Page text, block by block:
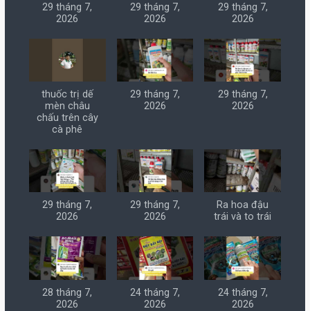
29 tháng 7,
2026
29 tháng 7,
2026
29 tháng 7,
2026
thuốc trị dế
mèn châu
chấu trên cây
cà phê
29 tháng 7,
2026
29 tháng 7,
2026
29 tháng 7,
2026
29 tháng 7,
2026
Ra hoa đậu
trái và to trái
28 tháng 7,
2026
24 tháng 7,
2026
24 tháng 7,
2026